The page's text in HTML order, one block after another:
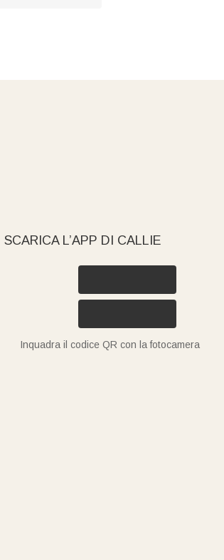
SCARICA L’APP DI CALLIE
Inquadra il codice QR con la fotocamera